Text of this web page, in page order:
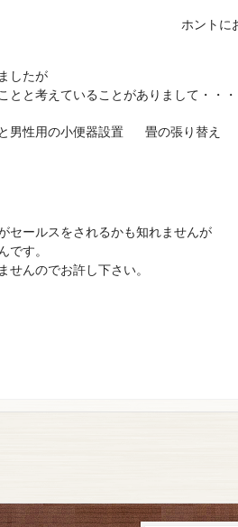
ホントに
したが
とと考えていることがありまして・・・
男性用の小便器設置 畳の張り替え
セールスをされるかも知れませんが
です。
せんのでお許し下さい。